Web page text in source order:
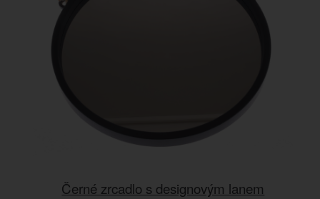
Černé zrcadlo s designovým lanem